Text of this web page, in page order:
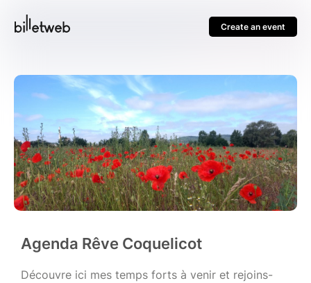
Create an event
Agenda Rêve Coquelicot
Découvre ici mes temps forts à venir et rejoins-